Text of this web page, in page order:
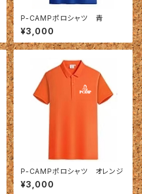
P-CAMPポロシャツ 青
¥3,000
P-CAMPポロシャツ オレンジ
¥3,000